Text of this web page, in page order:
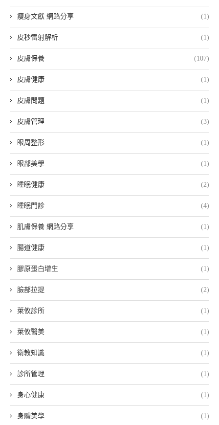
瘦身文獻 網路分享 (1)
皮秒雷射解析 (1)
皮膚保養 (107)
皮膚健康 (1)
皮膚問題 (1)
皮膚管理 (3)
眼周整形 (1)
眼部美學 (1)
睡眠健康 (2)
睡眠門診 (4)
肌膚保養 網路分享 (1)
腸道健康 (1)
膠原蛋白增生 (1)
臉部拉提 (2)
萊攸診所 (1)
萊攸醫美 (1)
衛教知識 (1)
診所管理 (1)
身心健康 (1)
身體美學 (1)